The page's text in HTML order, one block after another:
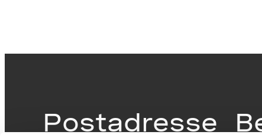
Postadresse